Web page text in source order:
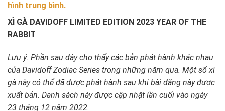
hình trung bình.
XÌ GÀ DAVIDOFF LIMITED EDITION 2023 YEAR OF THE
RABBIT
Lưu ý: Phần sau đây cho thấy các bản phát hành khác nhau
của Davidoff Zodiac Series trong những năm qua. Một số xì
gà này có thể đã được phát hành sau khi bài đăng này được
xuất bản. Danh sách này được cập nhật lần cuối vào ngày
23 tháng 12 năm 2022.